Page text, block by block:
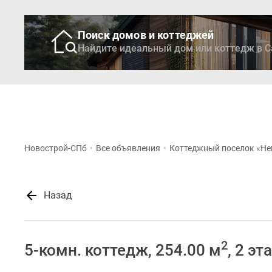
Поиск домов и коттеджей
Найдите идеальный дом или коттедж в
Новострой-СПб • Все объявления • Коттеджный поселок
Назад
5-комн. коттедж, 254.00 м2, 2